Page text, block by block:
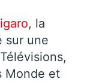
, la
sur une
Monde et